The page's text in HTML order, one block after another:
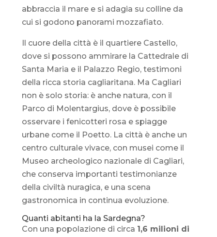
abbraccia il mare e si adagia su colline da
cui si godono panorami mozzafiato.
Il cuore della città è il quartiere Castello,
dove si possono ammirare la Cattedrale di
Santa Maria e il Palazzo Regio, testimoni
della ricca storia cagliaritana. Ma Cagliari
non è solo storia: è anche natura, con il
Parco di Molentargius, dove è possibile
osservare i fenicotteri rosa e spiagge
urbane come il Poetto. La città è anche un
centro culturale vivace, con musei come il
Museo archeologico nazionale di Cagliari,
che conserva importanti testimonianze
della civiltà nuragica, e una scena
gastronomica in continua evoluzione.
Quanti abitanti ha la Sardegna?
Con una popolazione di circa 1,6 milioni di